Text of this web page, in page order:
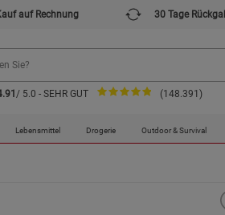
auf Rechnung 30 Tage
/ 5.0 - SEHR GUT (148.391)
Lebensmittel Drogerie Outdoor & Survival